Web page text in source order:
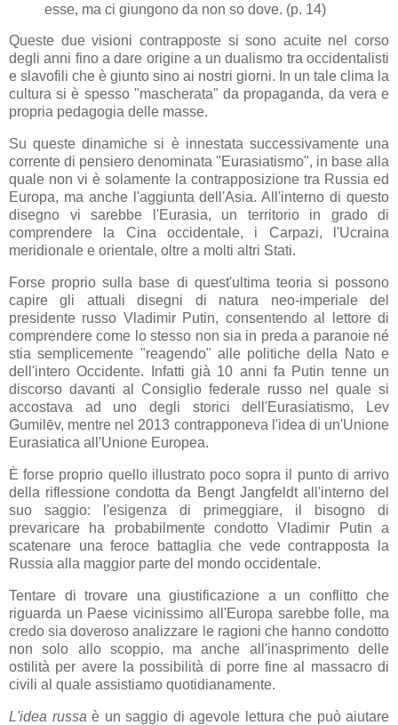
esse, ma ci giungono da non so dove. (p. 14)
Queste due visioni contrapposte si sono acuite nel corso
degli anni fino a dare origine a un dualismo tra occidentalisti
e slavofili che è giunto sino ai nostri giorni. In un tale clima la
cultura si è spesso "mascherata" da propaganda, da vera e
propria pedagogia delle masse.
Su queste dinamiche si è innestata successivamente una
corrente di pensiero denominata "Eurasiatismo", in base alla
quale non vi è solamente la contrapposizione tra Russia ed
Europa, ma anche l'aggiunta dell'Asia. All'interno di questo
disegno vi sarebbe l'Eurasia, un territorio in grado di
comprendere la Cina occidentale, i Carpazi, l'Ucraina
meridionale e orientale, oltre a molti altri Stati.
Forse proprio sulla base di quest'ultima teoria si possono
capire gli attuali disegni di natura neo-imperiale del
presidente russo Vladimir Putin, consentendo al lettore di
comprendere come lo stesso non sia in preda a paranoie né
stia semplicemente "reagendo" alle politiche della Nato e
dell'intero Occidente. Infatti già 10 anni fa Putin tenne un
discorso davanti al Consiglio federale russo nel quale si
accostava ad uno degli storici dell'Eurasiatismo,
Lev
Gumilēv, mentre nel 2013 contrapponeva l'idea di un'Unione
Eurasiatica all'Unione Europea.
È forse proprio quello illustrato poco sopra il punto di arrivo
della riflessione condotta da Bengt Jangfeldt all'interno del
suo saggio: l'esigenza di primeggiare, il bisogno di
prevaricare ha probabilmente condotto Vladimir Putin a
scatenare una feroce battaglia che vede contrapposta la
Russia alla maggior parte del mondo occidentale.
Tentare di trovare una giustificazione a un conflitto che
riguarda un Paese vicinissimo all'Europa sarebbe folle, ma
credo sia doveroso analizzare le ragioni che hanno condotto
non solo allo scoppio, ma anche all'inasprimento delle
ostilità per avere la possibilità di porre fine al massacro di
civili al quale assistiamo quotidianamente.
L'idea russa è un saggio di agevole lettura che può aiutare